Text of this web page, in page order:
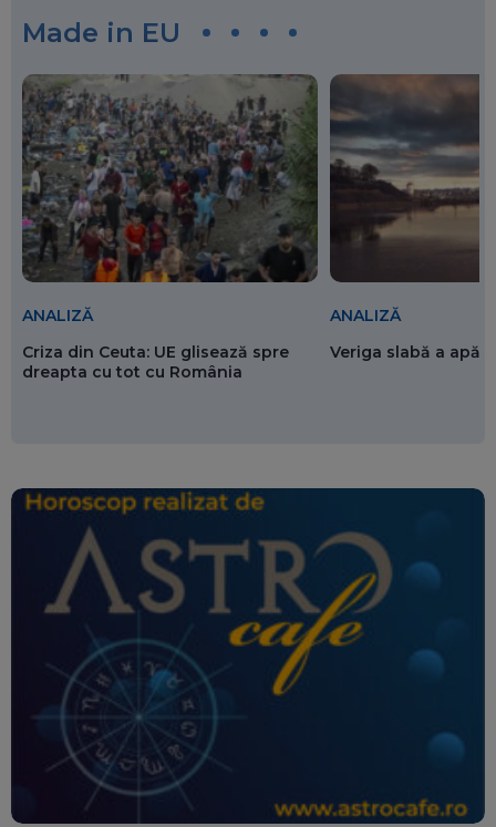
Made in EU
ANALIZĂ
Criza din Ceuta: UE glisează spre
dreapta cu tot cu România
ANALIZĂ
Veriga slabă a